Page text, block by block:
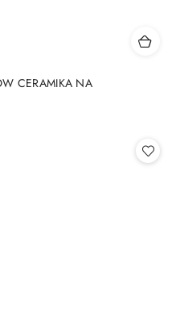
CERAMIKA NA